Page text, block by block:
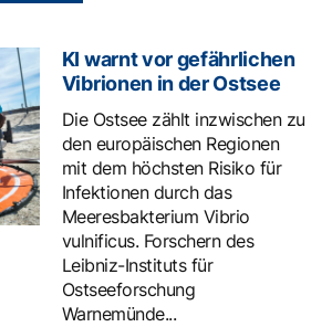
KI warnt vor gefährlichen
Vibrionen in der Ostsee
Die Ostsee zählt inzwischen zu
den europäischen Regionen
mit dem höchsten Risiko für
Infektionen durch das
Meeresbakterium Vibrio
vulnificus. Forschern des
Leibniz-Instituts für
Ostseeforschung
Warnemünde...